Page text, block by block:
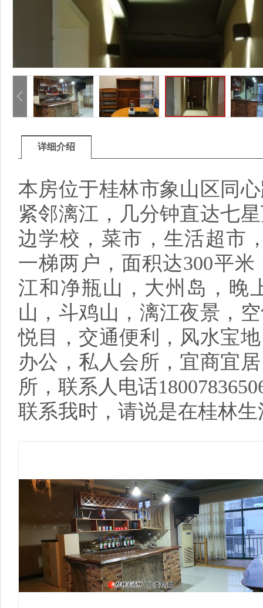
详细介绍
本房位于桂林市象山区同
紧邻漓江，几分钟直达七
边学校，菜市，生活超市
一梯两户，面积达300平
江和净瓶山，大州岛，晚
山，斗鸡山，漓江夜景，
悦目，交通便利，风水宝
办公，私人会所，宜商宜
所，联系人电话
联系我时，请说是在桂林